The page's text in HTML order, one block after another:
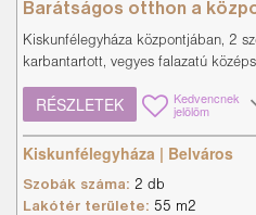
Barátságos otthon a
Kiskunfélegyháza központjában, 2
karbantartott, vegyes falazatú
RÉSZLETEK Kedvencnek
jelölöm
Kiskunfélegyháza | Belváros
Szobák száma: 2 db
Lakótér területe: 55 m2